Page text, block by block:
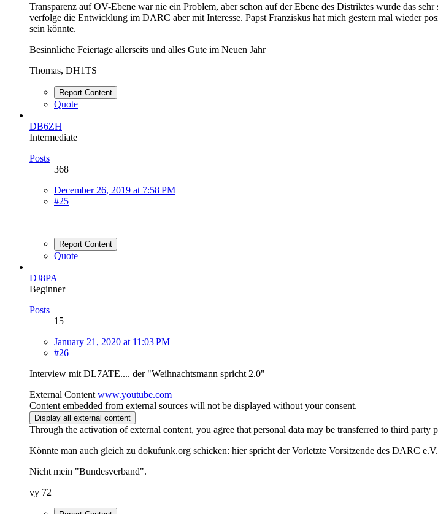
Transparenz auf OV-Ebene war nie ein Problem, aber schon auf der Ebene des Distriktes wurde das
verfolge die Entwicklung im DARC aber mit Interesse. Papst Franziskus hat mich gestern mal wieder
sein könnte.
Besinnliche Feiertage allerseits und alles Gute im Neuen Jahr
Thomas, DH1TS
Report Content
Quote
DB6ZH
Intermediate
Posts
368
December 26, 2019 at 7:58 PM
#25
Report Content
Quote
DJ8PA
Beginner
Posts
15
January 21, 2020 at 11:03 PM
#26
Interview mit DL7ATE.... der "Weihnachtsmann spricht 2.0"
External Content www.youtube.com
Content embedded from external sources will not be displayed without your consent.
Display all external content
Through the activation of external content, you agree that personal data may be transferred to third
Könnte man auch gleich zu dokufunk.org schicken: hier spricht der Vorletzte Vorsitzende des DARC
Nicht mein "Bundesverband".
vy 72